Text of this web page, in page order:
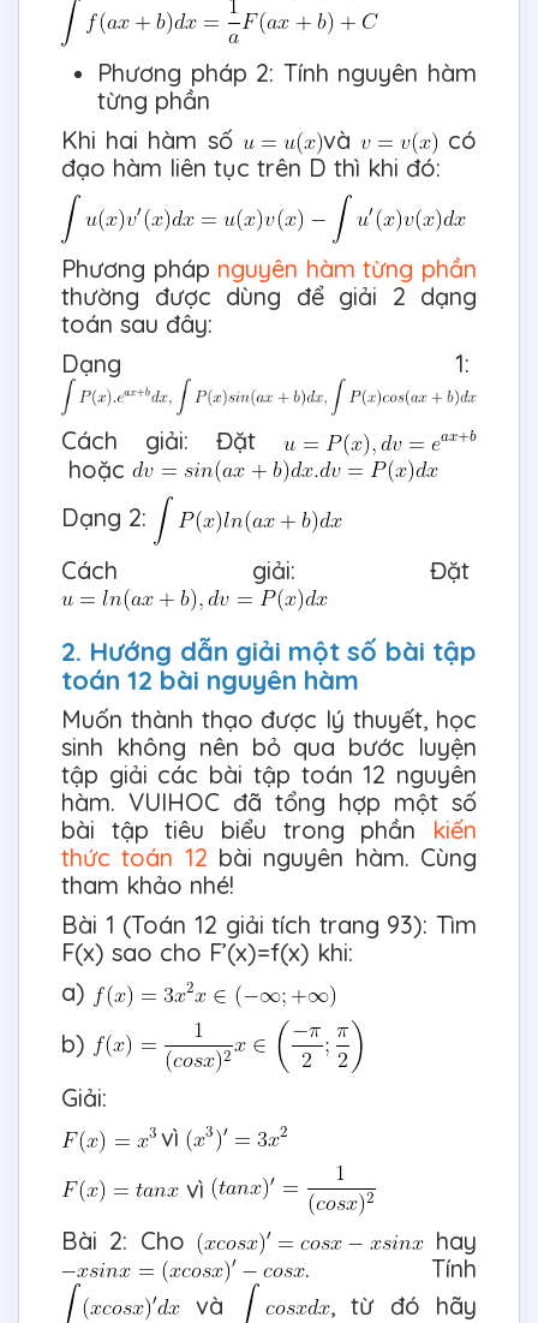
Phương pháp 2: Tính nguyên hàm
từng phần
Khi hai hàm số
và
có
đạo hàm liên tục trên D thì khi đó:
Phương pháp nguyên hàm từng phần
thường được dùng để giải 2 dạng
toán sau đây:
Dạng 1:
Cách giải: Đặt
hoặc
Dạng 2:
Cách giải: Đặt
2. Hướng dẫn giải một số bài tập
toán 12 bài nguyên hàm
Muốn thành thạo được lý thuyết, học
sinh không nên bỏ qua bước luyện
tập giải các bài tập toán 12 nguyên
hàm. VUIHOC đã tổng hợp một số
bài tập tiêu biểu trong phần kiến
thức toán 12 bài nguyên hàm. Cùng
tham khảo nhé!
Bài 1 (Toán 12 giải tích trang 93): Tìm
F(x) sao cho F’(x)=f(x) khi:
a)
b)
Giải:
vì
vì
Bài 2: Cho
hay
. Tính
và
, từ đó hãy